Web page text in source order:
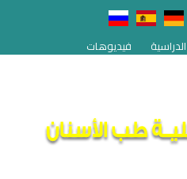
فيديوهات